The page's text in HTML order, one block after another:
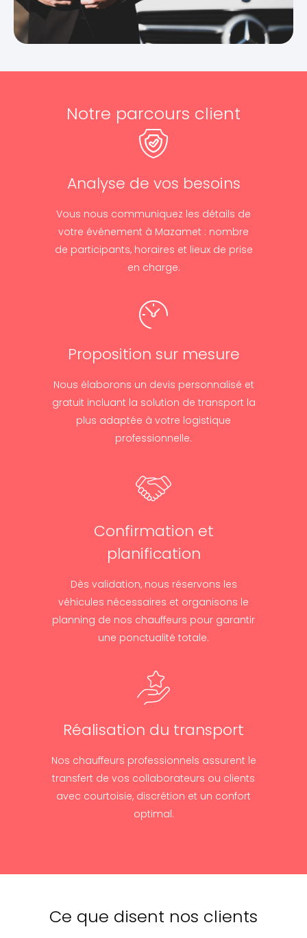
Notre parcours client
Analyse de vos besoins
Vous nous communiquez les détails de
votre événement à Mazamet : nombre
de participants, horaires et lieux de prise
en charge.
Proposition sur mesure
Nous élaborons un devis personnalisé et
gratuit incluant la solution de transport la
plus adaptée à votre logistique
professionnelle.
Confirmation et
planification
Dès validation, nous réservons les
véhicules nécessaires et organisons le
planning de nos chauffeurs pour garantir
une ponctualité totale.
Réalisation du transport
Nos chauffeurs professionnels assurent le
transfert de vos collaborateurs ou clients
avec courtoisie, discrétion et un confort
optimal.
Ce que disent nos clients